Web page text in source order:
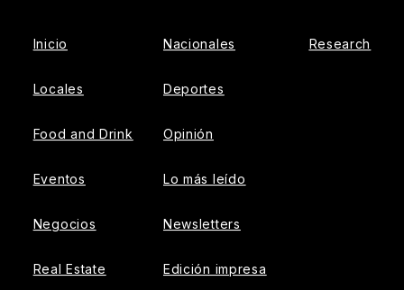
Inicio
Locales
Food and Drink
Eventos
Negocios
Real Estate
Nacionales
Deportes
Opinión
Lo más leído
Newsletters
Edición impresa
Research